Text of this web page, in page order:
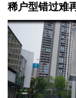
稀户型错过难